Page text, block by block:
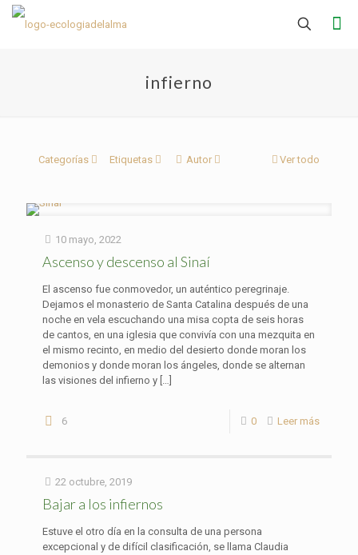
infierno
Categorías Etiquetas Autor Ver todo
10 mayo, 2022
Ascenso y descenso al Sinaí
El ascenso fue conmovedor, un auténtico peregrinaje.
Dejamos el monasterio de Santa Catalina después de una
noche en vela escuchando una misa copta de seis horas
de cantos, en una iglesia que convivía con una mezquita en
el mismo recinto, en medio del desierto donde moran los
demonios y donde moran los ángeles, donde se alternan
las visiones del infierno y […]
6 0 Leer más
22 octubre, 2019
Bajar a los infiernos
Estuve el otro día en la consulta de una persona
excepcional y de difícil clasificación, se llama Claudia